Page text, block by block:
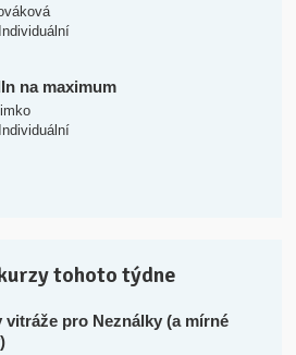
Individuální
na maximum
Individuální
tohoto týdne
vitráže pro Neználky (a mírné